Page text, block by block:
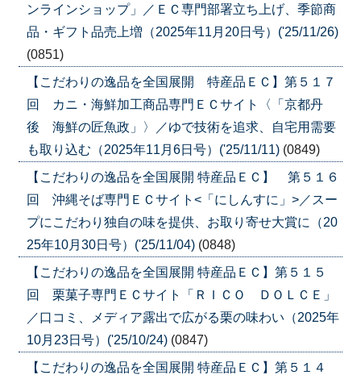
ンラインショップ」／ＥＣ専門部署立ち上げ、季節商
品・ギフト品売上増（2025年11月20日号）('25/11/26)
(0851)
【こだわりの逸品を全国展開 特産品ＥＣ】第５１７
回 カニ・海鮮加工商品専門ＥＣサイト〈「京都丹
後 海鮮の匠魚政」〉／ゆで技術を追求、自宅用需要
も取り込む（2025年11月6日号）('25/11/11) (0849)
【こだわりの逸品を全国展開 特産品ＥＣ】 第５１６
回 沖縄そば専門ＥＣサイト<「にしんすに」>／スー
プにこだわり独自の味を提供、お取り寄せ大賞に（20
25年10月30日号）('25/11/04) (0848)
【こだわりの逸品を全国展開 特産品ＥＣ】第５１５
回 栗菓子専門ＥＣサイト「ＲＩＣＯ ＤＯＬＣＥ」
／口コミ、メディア露出で広がる栗の味わい（2025年
10月23日号）('25/10/24) (0847)
【こだわりの逸品を全国展開 特産品ＥＣ】第５１４